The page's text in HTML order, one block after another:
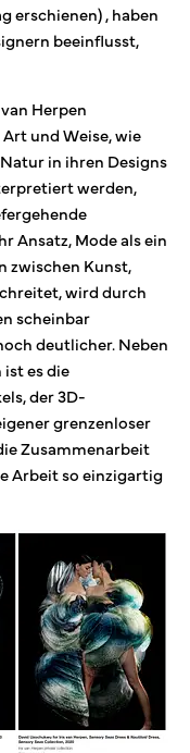
erschienen) , haben
beeinflusst,
Herpen
und Weise, wie
in ihren Designs
werden,
Ansatz, Mode als ein
zwischen Kunst,
wird durch
scheinbar
deutlicher. Neben
es die
der 3D-
grenzenloser
Zusammenarbeit
Arbeit so einzigartig